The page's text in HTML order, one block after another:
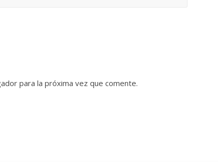
para la próxima vez que comente.